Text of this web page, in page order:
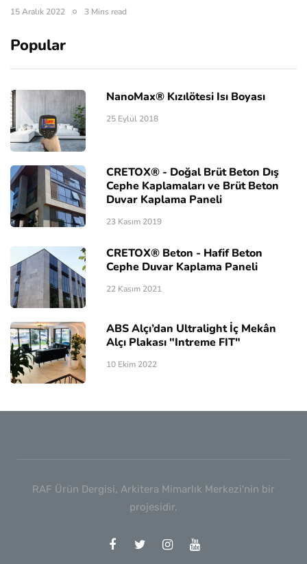
15 Aralık 2022 3 Mins read
Popular
NanoMax® Kızılötesi Isı Boyası
25 Eylül 2018
CRETOX® - Doğal Brüt Beton Dış
Cephe Kaplamaları ve Brüt Beton
Duvar Kaplama Paneli
23 Kasım 2019
CRETOX® Beton - Hafif Beton
Cephe Duvar Kaplama Paneli
22 Kasım 2021
ABS Alçı’dan Ultralight İç Mekân
Alçı Plakası "Intreme FIT"
10 Ekim 2022
RAF Ürün Dergisi, Arkitera Mimarlık Merkezi'nin bir
projesidir.